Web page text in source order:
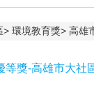
環境教育獎 高雄
等獎-高雄市大社